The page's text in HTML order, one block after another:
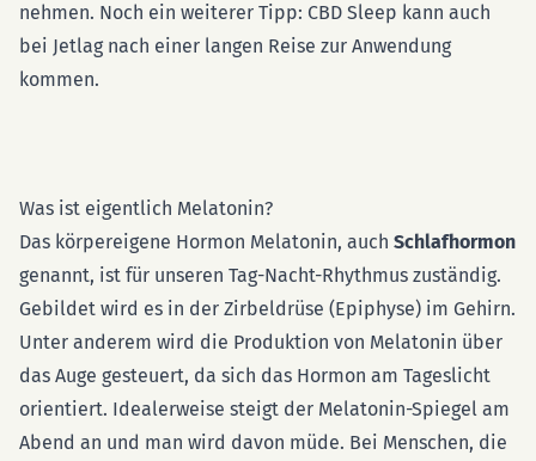
nehmen. Noch ein weiterer Tipp: CBD Sleep kann auch
bei Jetlag nach einer langen Reise zur Anwendung
kommen.
Was ist eigentlich Melatonin?
Das körpereigene Hormon Melatonin, auch Schlafhormon
genannt, ist für unseren Tag-Nacht-Rhythmus zuständig.
Gebildet wird es in der Zirbeldrüse (Epiphyse) im Gehirn.
Unter anderem wird die Produktion von Melatonin über
das Auge gesteuert, da sich das Hormon am Tageslicht
orientiert. Idealerweise steigt der Melatonin-Spiegel am
Abend an und man wird davon müde. Bei Menschen, die